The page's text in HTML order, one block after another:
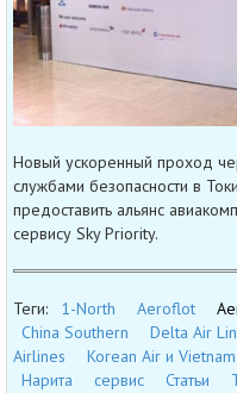
Новый ускоренный проход
службами безопасности в
предоставить альянс
сервису Sky Priority.
Теги: 1-North Aeroflot
China Southern
Delta Air
Airlines
Korean Air и
Нарита
сервис Статьи